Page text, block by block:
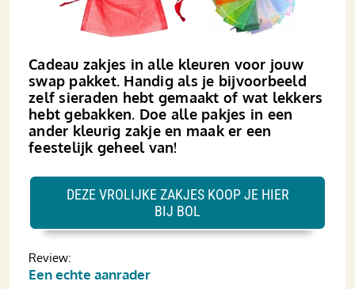
Cadeau zakjes in alle kleuren voor jouw
swap pakket. Handig als je bijvoorbeeld
zelf sieraden hebt gemaakt of wat lekkers
hebt gebakken. Doe alle pakjes in een
ander kleurig zakje en maak er een
feestelijk geheel van!
Review:
Een echte aanrader
DEZE VROLIJKE ZAKJES KOOP JE HIER
BIJ BOL